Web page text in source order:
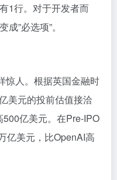
1行。对于开发者而
”必选项”。
惊人。根据英国金融时
美元的投前估值接洽
亿美元。在Pre-IPO
亿美元，比OpenAI高